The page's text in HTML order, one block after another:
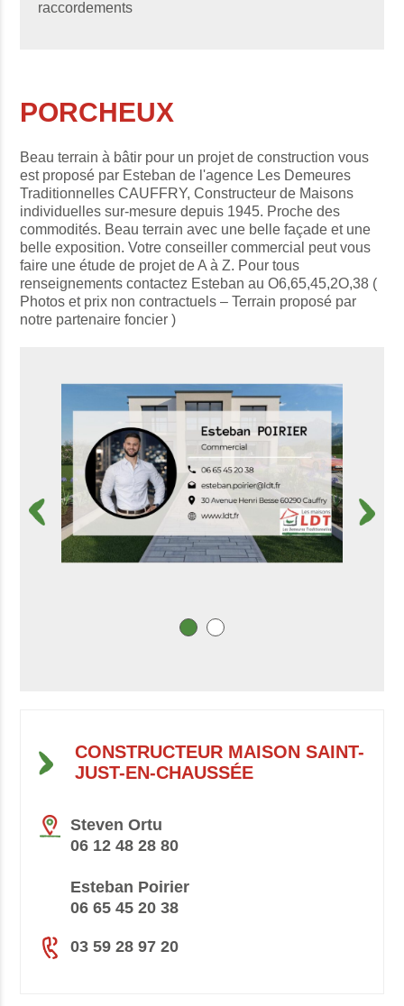
PORCHEUX
Beau terrain à bâtir pour un projet de construction vous
est proposé par Esteban de l'agence Les Demeures
Traditionnelles CAUFFRY, Constructeur de Maisons
individuelles sur-mesure depuis 1945. Proche des
commodités. Beau terrain avec une belle façade et une
belle exposition. Votre conseiller commercial peut vous
faire une étude de projet de A à Z. Pour tous
renseignements contactez Esteban au O6,65,45,2O,38 (
Photos et prix non contractuels – Terrain proposé par
notre partenaire foncier )
CONSTRUCTEUR MAISON SAINT-
JUST-EN-CHAUSSÉE
Steven Ortu
06 12 48 28 80
Esteban Poirier
06 65 45 20 38
03 59 28 97 20
raccordements